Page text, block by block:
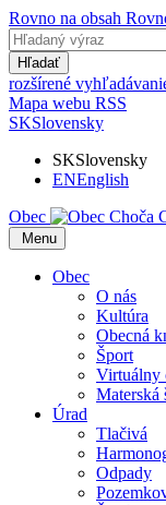
Rovno na obsah
Hľadať
rozšírené
Mapa webu RSS
SKSlovensky
SKSlovensky
ENEnglish
Obec
Menu
Obec
O nás
Kultúra
Obecná
Šport
Virtuálny
Materská
Úrad
Tlačivá
Odpady